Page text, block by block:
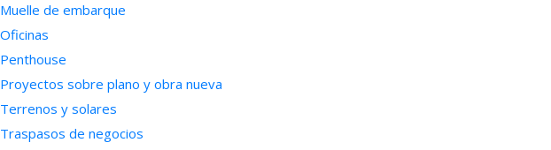
Muelle de embarque
Oficinas
Penthouse
Proyectos sobre plano y obra nueva
Terrenos y solares
Traspasos de negocios